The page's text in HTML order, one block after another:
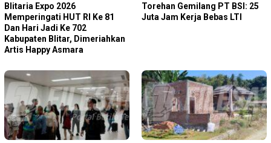
Blitaria Expo 2026
Memperingati HUT RI Ke 81
Dan Hari Jadi Ke 702
Kabupaten Blitar, Dimeriahkan
Artis Happy Asmara
Torehan Gemilang PT BSI: 25
Juta Jam Kerja Bebas LTI